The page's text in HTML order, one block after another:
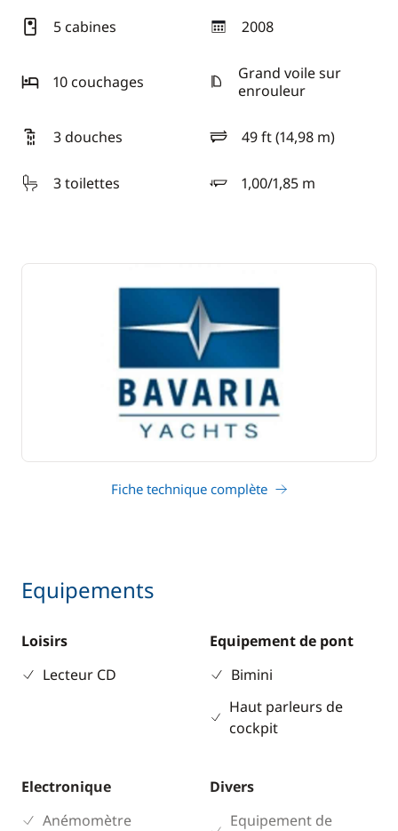
5 cabines 2008
année
10 couchages
Grand voile sur
enrouleur
3 douches 49 ft (14,98 m)
longueur
3 toilettes
1,00/1,85 m
tirant d'eau
Fiche technique complète
Equipements
Loisirs
Lecteur CD
Equipement de pont
Bimini
Haut parleurs de
cockpit
Electronique
Anémomètre
Divers
Equipement de